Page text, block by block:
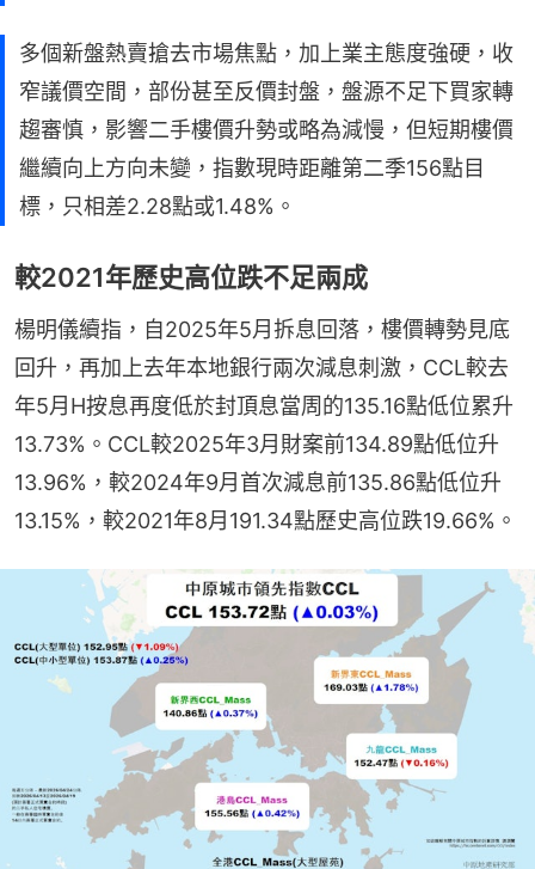
多個新盤熱賣搶去市場焦點，加上業主態度強硬，收
窄議價空間，部份甚至反價封盤，盤源不足下買家轉
趨審慎，影響二手樓價升勢或略為減慢，但短期樓價
繼續向上方向未變，指數現時距離第二季156點目
標，只相差2.28點或1.48%。
較2021年歷史高位跌不足兩成
楊明儀續指，自2025年5月拆息回落，樓價轉勢見底
回升，再加上去年本地銀行兩次減息刺激，CCL較去
年5月H按息再度低於封頂息當周的135.16點低位累升
13.73%。CCL較2025年3月財案前134.89點低位升
13.96%，較2024年9月首次減息前135.86點低位升
13.15%，較2021年8月191.34點歷史高位跌19.66%。